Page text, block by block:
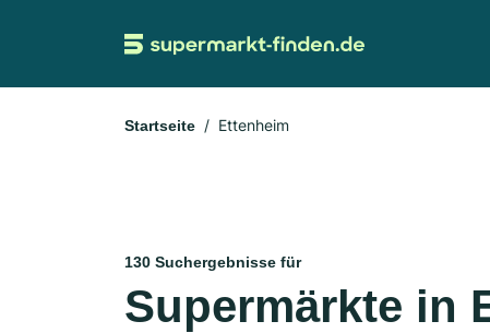
Startseite Ettenheim
130 Suchergebnisse für
Supermärkte in